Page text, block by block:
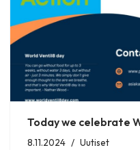
Today we celebrate
8.11.2024 Uutiset